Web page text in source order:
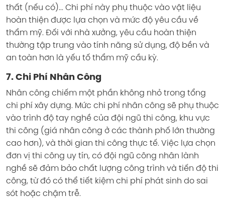
thất (nếu có)... Chi phí này phụ thuộc vào vật liệu
hoàn thiện được lựa chọn và mức độ yêu cầu về
thẩm mỹ. Đối với nhà xưởng, yêu cầu hoàn thiện
thường tập trung vào tính năng sử dụng, độ bền và
an toàn hơn là yếu tố thẩm mỹ cầu kỳ.
7. Chi Phí Nhân Công
Nhân công chiếm một phần không nhỏ trong tổng
chi phí xây dựng. Mức chi phí nhân công sẽ phụ thuộc
vào trình độ tay nghề của đội ngũ thi công, khu vực
thi công (giá nhân công ở các thành phố lớn thường
cao hơn), và thời gian thi công thực tế. Việc lựa chọn
đơn vị thi công uy tín, có đội ngũ công nhân lành
nghề sẽ đảm bảo chất lượng công trình và tiến độ thi
công, từ đó có thể tiết kiệm chi phí phát sinh do sai
sót hoặc chậm trễ.